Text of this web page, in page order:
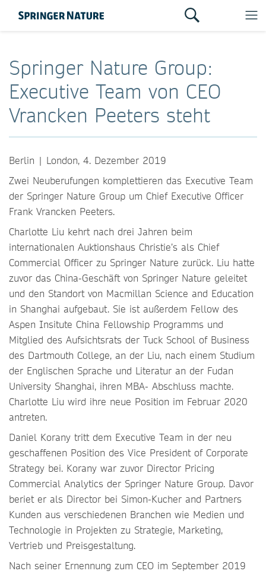
Springer Nature Group:
Executive Team von CEO
Vrancken Peeters steht
Berlin | London, 4. Dezember 2019
Zwei Neuberufungen komplettieren das Executive Team
der Springer Nature Group um Chief Executive Officer
Frank Vrancken Peeters.
Charlotte Liu kehrt nach drei Jahren beim
internationalen Auktionshaus Christie’s als Chief
Commercial Officer zu Springer Nature zurück. Liu hatte
zuvor das China-Geschäft von Springer Nature geleitet
und den Standort von Macmillan Science and Education
in Shanghai aufgebaut. Sie ist außerdem Fellow des
Aspen Insitute China Fellowship Programms und
Mitglied des Aufsichtsrats der Tuck School of Business
des Dartmouth College, an der Liu, nach einem Studium
der Englischen Sprache und Literatur an der Fudan
University Shanghai, ihren MBA- Abschluss machte.
Charlotte Liu wird ihre neue Position im Februar 2020
antreten.
Daniel Korany tritt dem Executive Team in der neu
geschaffenen Position des Vice President of Corporate
Strategy bei. Korany war zuvor Director Pricing
Commercial Analytics der Springer Nature Group. Davor
beriet er als Director bei Simon-Kucher and Partners
Kunden aus verschiedenen Branchen wie Medien und
Technologie in Projekten zu Strategie, Marketing,
Vertrieb und Preisgestaltung.
Nach seiner Ernennung zum CEO im September 2019